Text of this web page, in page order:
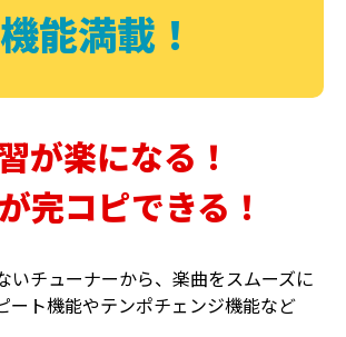
PHASER
機能満載！
が楽になる！
完コピできる！
いチューナーから、楽曲をスムーズに
ート機能やテンポチェンジ機能など